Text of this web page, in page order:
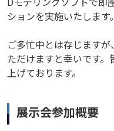
ションを実施いたします。
ご多忙中とは存じます
ただけますと幸いです
上げております。
展示会参加概要